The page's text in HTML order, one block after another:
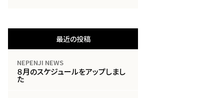
最近の投稿
NEPENJI NEWS
８月のスケジュールをアップしまし
た